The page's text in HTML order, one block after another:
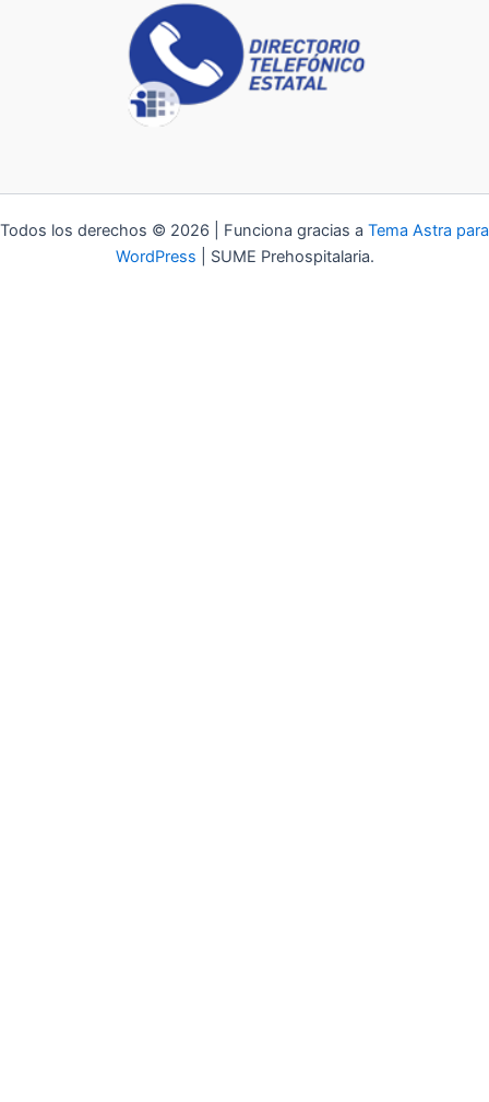
Todos los derechos © 2026 | Funciona gracias a Tema Astra para
WordPress | SUME Prehospitalaria.